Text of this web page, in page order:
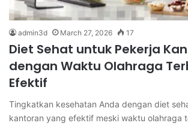
admin3d March 27, 2026 17
Diet Sehat untuk Pekerja
dengan Waktu Olahraga
Efektif
Tingkatkan kesehatan Anda dengan diet
kantoran yang efektif meski waktu olahraga